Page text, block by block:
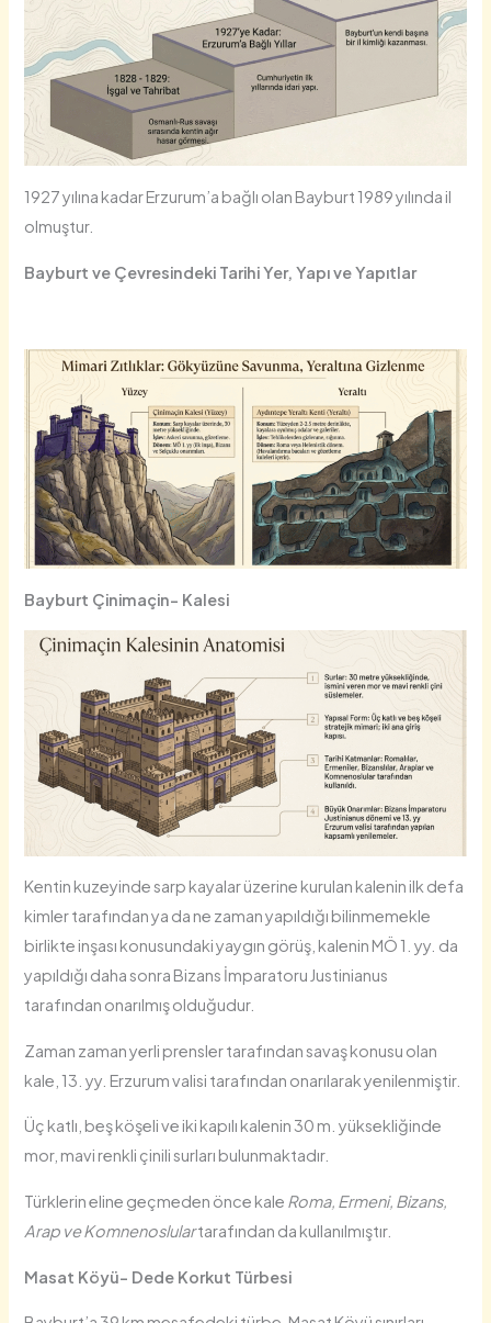
1927 yılına kadar Erzurum’a bağlı olan Bayburt 1989 yılında il
olmuştur.
Bayburt ve Çevresindeki Tarihi Yer, Yapı ve Yapıtlar
Bayburt Çinimaçin- Kalesi
Kentin kuzeyinde sarp kayalar üzerine kurulan kalenin ilk defa
kimler tarafından ya da ne zaman yapıldığı bilinmemekle
birlikte inşası konusundaki yaygın görüş, kalenin MÖ 1. yy. da
yapıldığı daha sonra Bizans İmparatoru Justinianus
tarafından onarılmış olduğudur.
Zaman zaman yerli prensler tarafından savaş konusu olan
kale, 13. yy. Erzurum valisi tarafından onarılarak yenilenmiştir.
Üç katlı, beş köşeli ve iki kapılı kalenin 30 m. yüksekliğinde
mor, mavi renkli çinili surları bulunmaktadır.
Türklerin eline geçmeden önce kale Roma, Ermeni, Bizans,
Arap ve Komnenoslulartarafından da kullanılmıştır.
Masat Köyü- Dede Korkut Türbesi